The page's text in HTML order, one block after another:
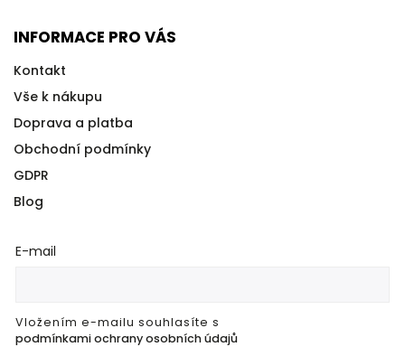
INFORMACE PRO VÁS
Kontakt
Vše k nákupu
Doprava a platba
Obchodní podmínky
GDPR
Blog
E-mail
Vložením e-mailu souhlasíte s
podmínkami ochrany osobních údajů